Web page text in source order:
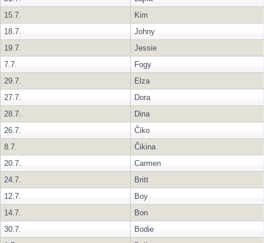
15.7.
Kim
18.7.
Johny
19.7.
Jessie
7.7.
Fogy
29.7.
Elza
27.7.
Dora
28.7.
Dina
26.7.
Čiko
8.7.
Čikina
20.7.
Carmen
24.7.
Britt
12.7.
Boy
14.7.
Bon
30.7.
Bodie